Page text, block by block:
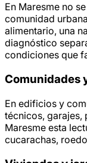
En Maresme no
comunidad
alimentario, una
diagnóstico
condiciones que
Comunidades
En edificios y
técnicos, garajes,
Maresme esta
cucarachas,